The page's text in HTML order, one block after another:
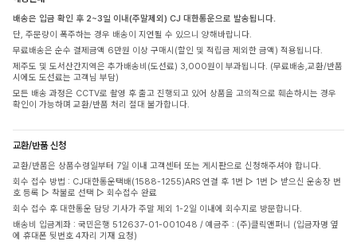
배송은 입금 확인 후 2~3일 이내(주말제외) CJ 대한통운으로 발송됩니다.
단, 주문량이 폭주하는 경우 배송이 지연될 수 있으니 양해바랍니다.
무료배송은 순수 결제금액 6만원 이상 구매시(할인 및 적립금 제외한 금액) 적용됩니다.
제주도 및 도서산간지역은 추가배송비(도선료) 3,000원이 부과됩니다. (무료배송,교환/반품
시에도 도선료는 고객님 부담)
모든 배송 과정은 CCTV로 촬영 후 출고 진행되고 있어 상품을 고의적으로 훼손하시는 경우
확인이 가능하며 교환/반품 처리 절대 불가합니다.
교환/반품 신청
교환/반품은 상품수령일부터 7일 이내 고객센터 또는 게시판으로 신청해주셔야 합니다.
회수 접수 방법 : CJ대한통운택배(1588-1255)ARS 연결 후 1번 ▷ 1번 ▷ 받으신 운송장 번
호 등록 ▷ 착불로 선택 ▷ 회수접수 완료
회수 접수 후 대한통운 담당 기사가 주말 제외 1-2일 이내에 회수지로 방문합니다.
배송비 입금계좌 : 국민은행 512637-01-001048 / 예금주 : (주)클릭앤퍼니 (입금자명 옆
에 휴대폰 뒷번호 4자리 기재 요청)